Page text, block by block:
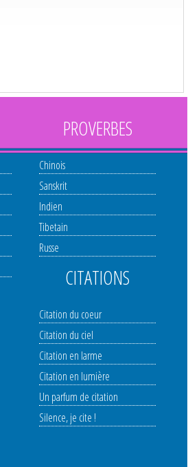
PROVERBES
Chinois
Sanskrit
Indien
Tibetain
Russe
CITATIONS
Citation du coeur
Citation du ciel
Citation en larme
Citation en lumière
Un parfum de citation
Silence, je cite !